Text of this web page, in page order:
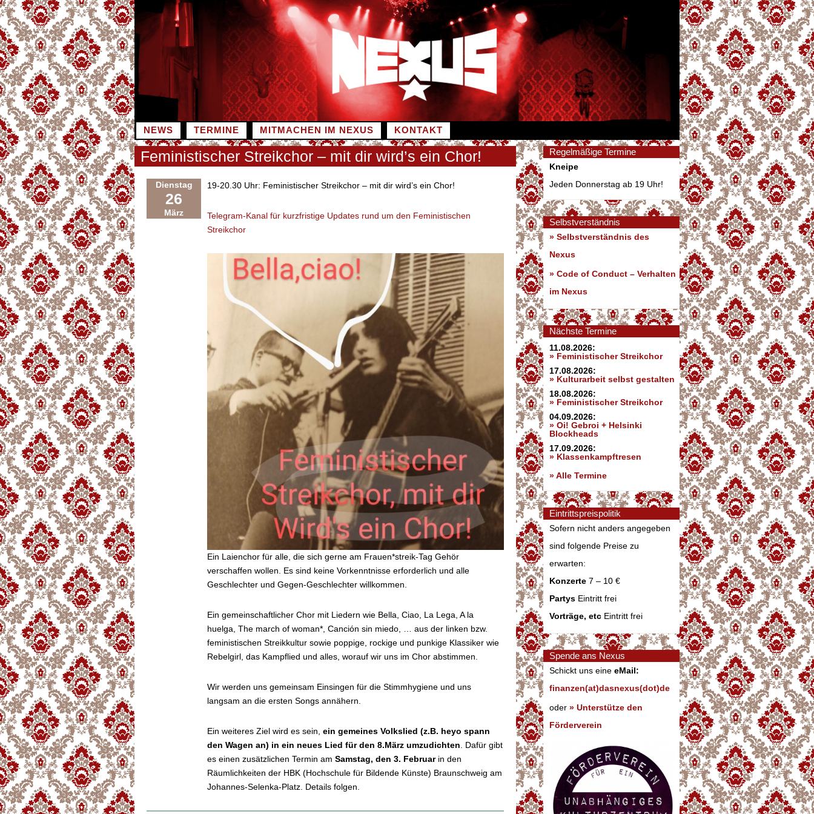
Zum
Inhalt
springen
NEWS TERMINE MITMACHEN IM NEXUS KONTAKT
Feministischer Streikchor – mit dir wird’s ein Chor!
Dienstag
26
März
19-20.30 Uhr: Feministischer Streikchor – mit dir wird’s ein Chor!
Telegram-Kanal für kurzfristige Updates rund um den Feministischen
Streikchor
Ein Laienchor für alle, die sich gerne am Frauen*streik-Tag Gehör
verschaffen wollen. Es sind keine Vorkenntnisse erforderlich und alle
Geschlechter und Gegen-Geschlechter willkommen.
Ein gemeinschaftlicher Chor mit Liedern wie Bella, Ciao, La Lega, A la
huelga, The march of woman*, Canción sin miedo, … aus der linken bzw.
feministischen Streikkultur sowie poppige, rockige und punkige Klassiker wie
Rebelgirl, das Kampflied und alles, worauf wir uns im Chor abstimmen.
Wir werden uns gemeinsam Einsingen für die Stimmhygiene und uns
langsam an die ersten Songs annähern.
Ein weiteres Ziel wird es sein, ein gemeines Volkslied (z.B. heyo spann
den Wagen an) in ein neues Lied für den 8.März umzudichten . Dafür gibt
es einen zusätzlichen Termin am Samstag, den 3. Februarin den
Räumlichkeiten der HBK (Hochschule für Bildende Künste) Braunschweig am
Johannes-Selenka-Platz. Details folgen.
Regelmäßige Termine
Kneipe
Jeden Donnerstag ab 19 Uhr!
Selbstverständnis
» Selbstverständnis des
Nexus
» Code of Conduct – Verhalten
im Nexus
Nächste Termine
11.08.2026:
» Feministischer Streikchor
17.08.2026:
» Kulturarbeit selbst gestalten
18.08.2026:
» Feministischer Streikchor
04.09.2026:
» Oi! Gebroi + Helsinki
Blockheads
17.09.2026:
» Klassenkampftresen
» Alle Termine
Eintrittspreispolitik
Sofern nicht anders angegeben
sind folgende Preise zu
erwarten:
Konzerte 7 – 10 €
Partys Eintritt frei
Vorträge, etc Eintritt frei
Spende ans Nexus
Schickt uns eine eMail:
finanzen(at)dasnexus(dot)de
oder » Unterstütze den
Förderverein